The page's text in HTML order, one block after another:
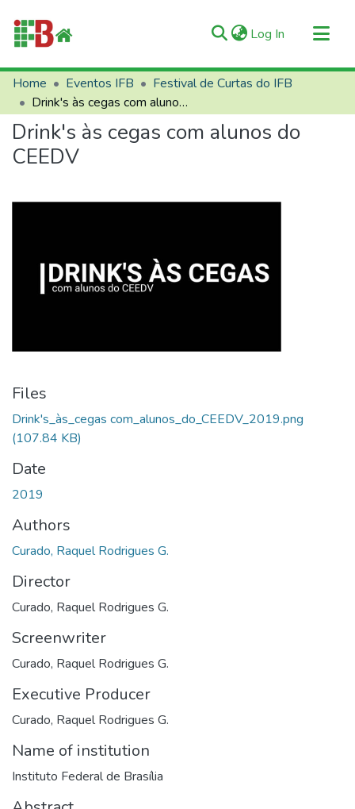
Log In (current)
Communities & Collections
All of RIIFB
Manuals and Terms
Statistics
Help
Home Eventos IFB
Festival de Curtas do IFB
Drink's às cegas com alunos do CEEDV
Drink's às cegas com alunos do
CEEDV
Files
Drink's_às_cegas com_alunos_do_CEEDV_2019.png
(107.84 KB)
Date
2019
Authors
Curado, Raquel Rodrigues G.
Director
Curado, Raquel Rodrigues G.
Screenwriter
Curado, Raquel Rodrigues G.
Executive Producer
Curado, Raquel Rodrigues G.
Name of institution
Instituto Federal de Brasília